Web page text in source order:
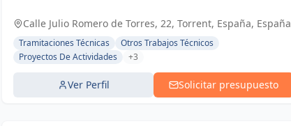
Calle Julio Romero de Torres, 22, Torrent, España, España
Tramitaciones Técnicas
Otros Trabajos Técnicos
Proyectos De Actividades
+3
Ver Perfil Solicitar presupuesto